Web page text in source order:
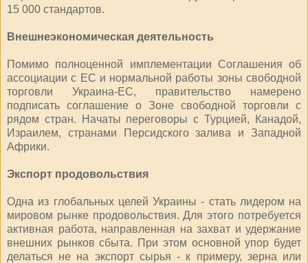
15 000 стандартов.
Внешнеэкономическая деятельность
Помимо полноценной имплементации Соглашения об
ассоциации с ЕС и нормальной работы зоны свободной
торговли Украина-ЕС, правительство намерено
подписать соглашение о Зоне свободной торговли с
рядом стран. Начаты переговоры с Турцией, Канадой,
Израилем, странами Персидского залива и Западной
Африки.
Экспорт продовольствия
Одна из глобальных целей Украины - стать лидером на
мировом рынке продовольствия. Для этого потребуется
активная работа, направленная на захват и удержание
внешних рынков сбыта. При этом основной упор будет
делаться не на экспорт сырья - к примеру, зерна или